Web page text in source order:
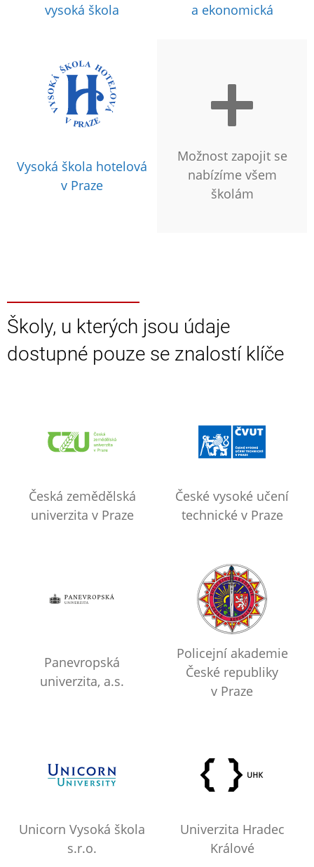
vysoká škola
a ekonomická
Vysoká škola hotelová
v Praze
Možnost zapojit se
nabízíme všem
školám
Školy, u kterých jsou údaje
dostupné pouze se znalostí klíče
Česká zemědělská
univerzita v Praze
České vysoké učení
technické v Praze
Panevropská
univerzita, a.s.
Policejní akademie
České republiky
v Praze
Unicorn Vysoká škola
s.r.o.
Univerzita Hradec
Králové